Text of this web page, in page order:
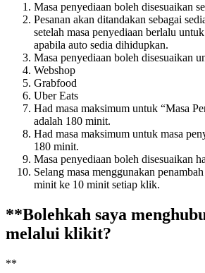
Masa penyediaan boleh disesuaikan
Pesanan akan ditandakan sebagai
setelah masa penyediaan berlalu
apabila auto sedia dihidupkan.
Masa penyediaan boleh disesuaikan
Webshop
Grabfood
Uber Eats
Had masa maksimum untuk “Masa
adalah 180 minit.
Had masa maksimum untuk masa
180 minit.
Masa penyediaan boleh disesuaikan
Selang masa menggunakan
minit ke 10 minit setiap klik.
**Bolehkah saya
melalui klikit?
**